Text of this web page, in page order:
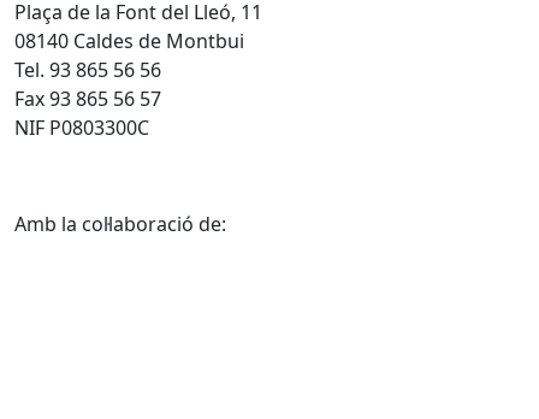
Plaça de la Font del Lleó, 11
08140 Caldes de Montbui
Tel. 93 865 56 56
Fax 93 865 56 57
NIF P0803300C
Amb la col·laboració de: